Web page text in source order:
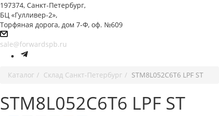
197374, Санкт-Петербург,
БЦ «Гулливер-2»,
Торфяная дорога, дом 7-Ф, оф. №609
sale@forwardspb.ru
Каталог Cклад Санкт-Петербург STM8L052C6T6 LPF ST
STM8L052C6T6 LPF ST